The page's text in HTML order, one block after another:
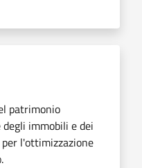
patrimonio
immobili e dei
l'ottimizzazione